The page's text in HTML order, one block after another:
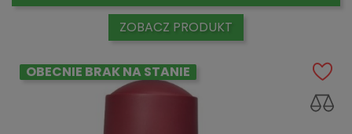
ZOBACZ PRODUKT
OBECNIE BRAK NA STANIE